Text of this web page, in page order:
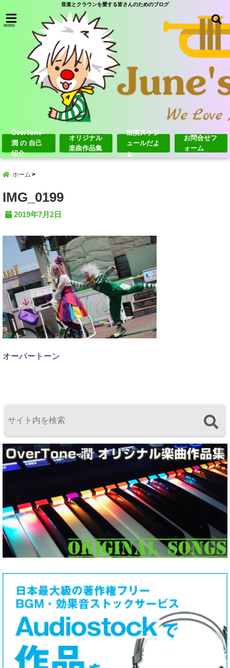
音楽とクラウンを愛する皆さんのためのブログ
menu
OverTone
潤 の 自己
紹介
オリジナル
楽曲作品集
出演スケジ
ュールだよ
ぉ
お問合せフ
ォーム
ホーム
IMG_0199
2019年7月2日
オーバートーン